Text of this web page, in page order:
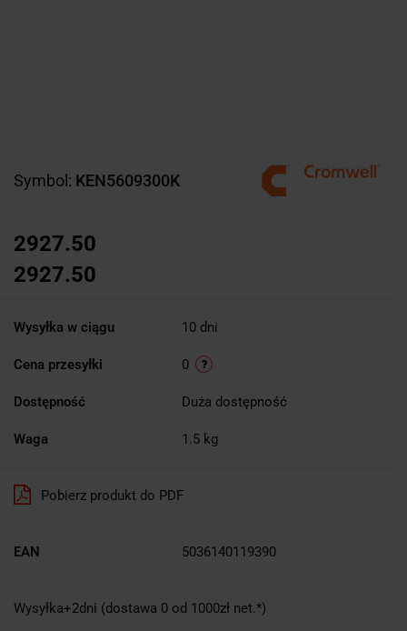
Symbol: KEN5609300K
2927.50
2927.50
Wysyłka w ciągu 10 dni
Cena przesyłki 0
Dostępność Duża dostępność
Waga 1.5 kg
Pobierz produkt do PDF
EAN 5036140119390
Wysyłka+2dni (dostawa 0 od 1000zł net.*)